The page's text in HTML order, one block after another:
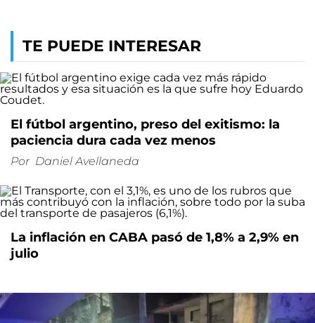
TE PUEDE INTERESAR
El fútbol argentino, preso del exitismo: la
paciencia dura cada vez menos
Por Daniel Avellaneda
La inflación en CABA pasó de 1,8% a 2,9% en
julio